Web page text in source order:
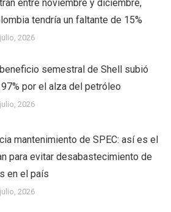
entre noviembre y diciembre,
tendría un faltante de 15%
2026
semestral de Shell subió
97% por el alza del petróleo
2026
mantenimiento de SPEC: así es el
para evitar desabastecimiento de
en el país
2026